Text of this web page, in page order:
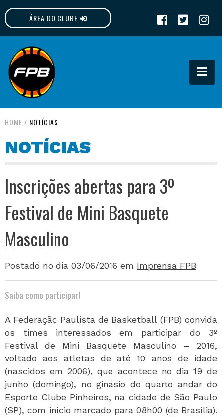
ÁREA DO CLUBE
FPB
HOME / NOTÍCIAS
NOTÍCIAS
Inscrições abertas para 3º
Festival de Mini Basquete
Masculino
Postado no dia 03/06/2016 em Imprensa FPB
Saiba como participar!
A Federação Paulista de Basketball (FPB) convida
os times interessados em participar do 3º
Festival de Mini Basquete Masculino – 2016,
voltado aos atletas de até 10 anos de idade
(nascidos em 2006), que acontece no dia 19 de
junho (domingo), no ginásio do quarto andar do
Esporte Clube Pinheiros, na cidade de São Paulo
(SP), com início marcado para 08h00 (de Brasília).